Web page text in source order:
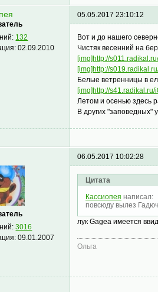
132
02.09.2010
05.05.2017 23:10:12
Вот и до нашего
Чистяк весенний на
[img]http://
[img]http://
Белые ветренницы в
[img]http://
Летом и осенью здесь
В других "заповедных"
3016
09.01.2007
06.05.2017 10:02:28
Цитата
Кассиопея написал:
повсюду вылез
лук Gagea имеется
Ольга